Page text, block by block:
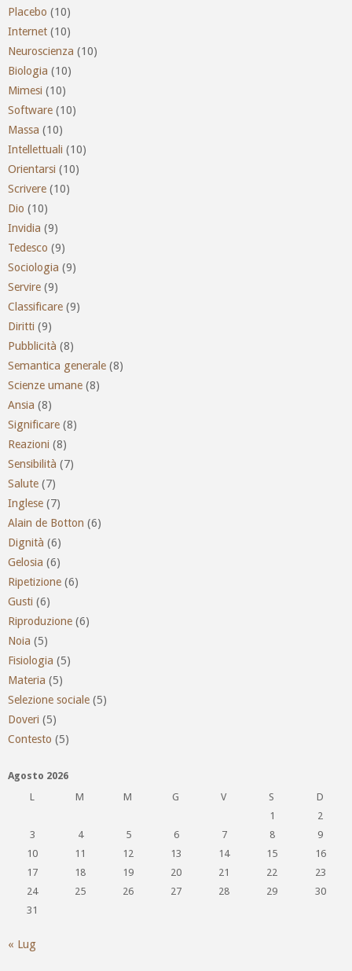
Placebo (10)
Internet (10)
Neuroscienza (10)
Biologia (10)
Mimesi (10)
Software (10)
Massa (10)
Intellettuali (10)
Orientarsi (10)
Scrivere (10)
Dio (10)
Invidia (9)
Tedesco (9)
Sociologia (9)
Servire (9)
Classificare (9)
Diritti (9)
Pubblicità (8)
Semantica generale (8)
Scienze umane (8)
Ansia (8)
Significare (8)
Reazioni (8)
Sensibilità (7)
Salute (7)
Inglese (7)
Alain de Botton (6)
Dignità (6)
Gelosia (6)
Ripetizione (6)
Gusti (6)
Riproduzione (6)
Noia (5)
Fisiologia (5)
Materia (5)
Selezione sociale (5)
Doveri (5)
Contesto (5)
Agosto 2026
L
M M G V S
D
1
2
3
4 5 6 7 8
9
10
11 12 13 14 15
16
17
18 19 20 21 22
23
24
25 26 27 28 29
30
31
« Lug